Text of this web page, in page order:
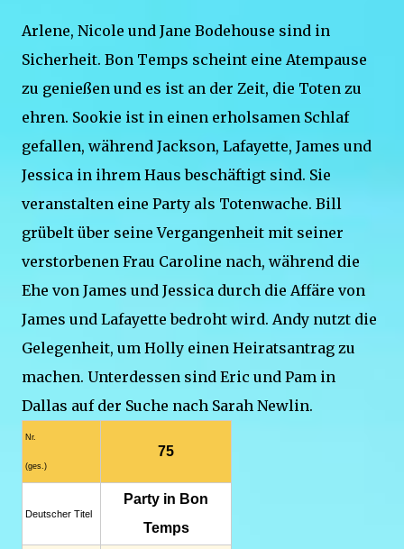
Arlene, Nicole und Jane Bodehouse sind in
Sicherheit. Bon Temps scheint eine Atempause
zu genießen und es ist an der Zeit, die Toten zu
ehren. Sookie ist in einen erholsamen Schlaf
gefallen, während Jackson, Lafayette, James und
Jessica in ihrem Haus beschäftigt sind. Sie
veranstalten eine Party als Totenwache. Bill
grübelt über seine Vergangenheit mit seiner
verstorbenen Frau Caroline nach, während die
Ehe von James und Jessica durch die Affäre von
James und Lafayette bedroht wird. Andy nutzt die
Gelegenheit, um Holly einen Heiratsantrag zu
machen. Unterdessen sind Eric und Pam in
Dallas auf der Suche nach Sarah Newlin.
Nr.
(ges.)
75
Deutscher Titel
Party in Bon
Temps